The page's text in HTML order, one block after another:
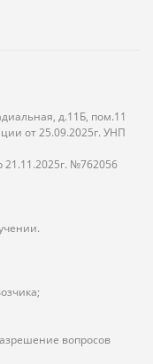
д.11Б, пом.11
от 25.09.2025г. УНП
21.11.2025г. №762056
вопросов